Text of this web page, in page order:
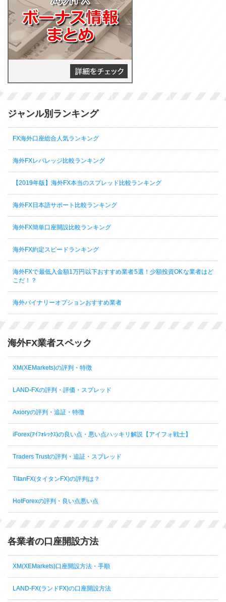
ジャンル別ランキング
FX海外口座総合人気ランキング
海外FXレバレッジ比較ランキング
【2019年版】海外FX本当のスプレッド比較ランキング
海外FX日本語サポート比較ランキング
海外FX簡単口座開設比較ランキング
海外FX約定スピードランキング
海外FXで最低入金額1万円以下おすすめ業者5選！少額投資OKな業者はど
こだ！？
海外バイナリーオプションおすすめ業者
海外FX業者スペック
XM(XEMarkets)の評判・特徴
LAND-FXの評判・評価・スプレッド
Axioryの評判・追証・特徴
iForex(ｱｲﾌｫﾚｯｸｽ)の良い点・悪い点ハッキリ解説【アイフォ戦士】
Traders Trustの評判・追証・スプレッド
TitanFX(タイタンFX)の評判は？
HotForexの評判・良い点悪い点
各業者の口座開設方法
XM(XEMarkets)口座開設方法・手順
LAND-FX(ランドFX)の口座開設方法